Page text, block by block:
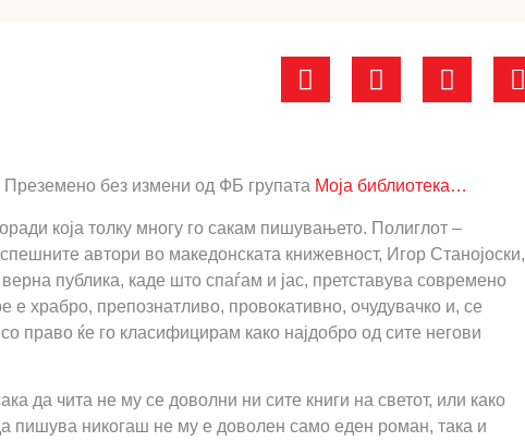
без измени од ФБ групата Моја библиотека…
која толку многу го сакам пишувањето. Полиглот –
автори во македонската книжевност, Игор Станојоски,
публика, каде што спаѓам и јас, претставува современо
е храбро, препознатливо, провокативно, очудувачко и, се
право ќе го класифицирам како најдобро од сите негови
да чита не му се доволни ни сите книги на светот, или како
пишува никогаш не му е доволен само еден роман, така и